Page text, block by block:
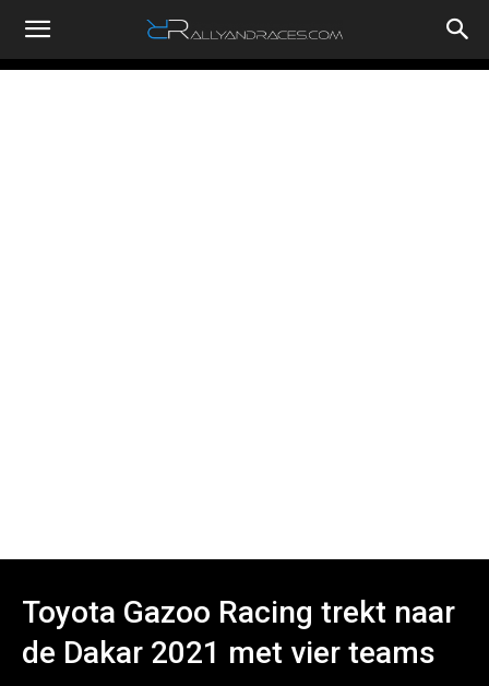
RallyandRaces.com
Toyota Gazoo Racing trekt naar
de Dakar 2021 met vier teams